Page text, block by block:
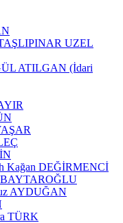
UZEL
ATILGAN (İdari
Kağan DEĞİRMENCİ
AYDUĞAN
TÜRK